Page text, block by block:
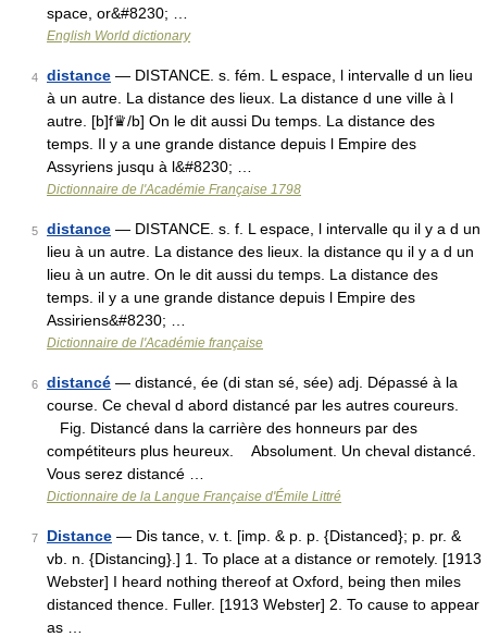
space, or&#8230; …
English World dictionary
4 distance — DISTANCE. s. fém. L espace, l intervalle d un lieu
à un autre. La distance des lieux. La distance d une ville à l
autre. [b]f♛/b] On le dit aussi Du temps. La distance des
temps. Il y a une grande distance depuis l Empire des
Assyriens jusqu à l&#8230; …
Dictionnaire de l'Académie Française 1798
5 distance — DISTANCE. s. f. L espace, l intervalle qu il y a d un
lieu à un autre. La distance des lieux. la distance qu il y a d un
lieu à un autre. On le dit aussi du temps. La distance des
temps. il y a une grande distance depuis l Empire des
Assiriens&#8230; …
Dictionnaire de l'Académie française
6 distancé — distancé, ée (di stan sé, sée) adj. Dépassé à la
course. Ce cheval d abord distancé par les autres coureurs.
Fig. Distancé dans la carrière des honneurs par des
compétiteurs plus heureux. Absolument. Un cheval distancé.
Vous serez distancé …
Dictionnaire de la Langue Française d'Émile Littré
7 Distance — Dis tance, v. t. [imp. & p. p. {Distanced}; p. pr. &
vb. n. {Distancing}.] 1. To place at a distance or remotely. [1913
Webster] I heard nothing thereof at Oxford, being then miles
distanced thence. Fuller. [1913 Webster] 2. To cause to appear
as …